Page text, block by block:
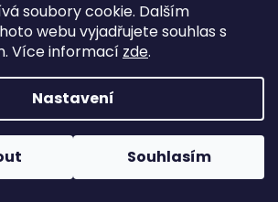
soubory cookie. Dalším
webu vyjadřujete souhlas s
Více informací zde.
Nastavení
Souhlasím
0
0
0